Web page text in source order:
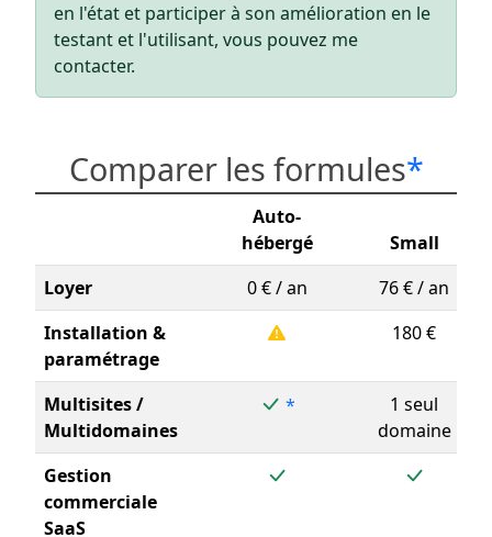
en l'état et participer à son amélioration en le
testant et l'utilisant, vous pouvez me
contacter.
Comparer les formules*
Auto-
hébergé
Small
Loyer
0 € / an
76 € / an
Installation &
paramétrage
180 €
Multisites /
Multidomaines
*
1 seul
domaine
Gestion
commerciale
SaaS